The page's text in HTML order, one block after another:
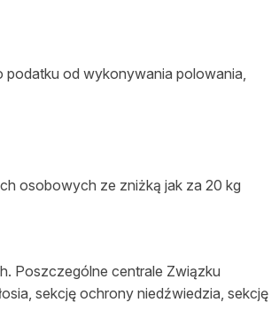
od wykonywania polowania,
osobowych ze zniżką jak za 20 kg
Poszczególne centrale Związku
sekcję ochrony niedźwiedzia, sekcję